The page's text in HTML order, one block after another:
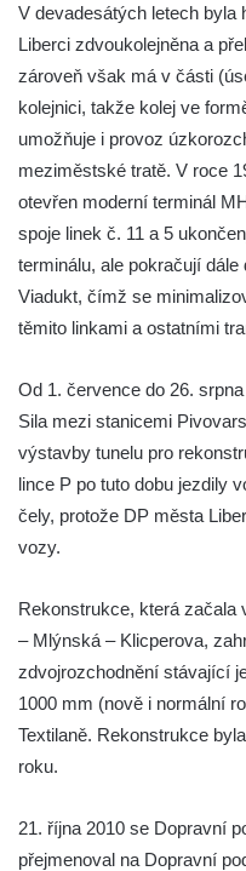
V devadesátých letech
Liberci zdvoukolejněna a
zároveň však má v části
kolejnici, takže kolej ve
umožňuje i provoz
meziměstské tratě. V roce
otevřen moderní terminál
spoje linek č. 11 a 5
terminálu, ale pokračují
Viadukt, čímž se
těmito linkami a ostatními
Od 1. července do 26.
Sila mezi stanicemi
výstavby tunelu pro
lince P po tuto dobu jezdily
čely, protože DP města
vozy.
Rekonstrukce, která začala
– Mlýnská – Klicperova,
zdvojrozchodnění stávající
1000 mm (nově i normální
Textilaně. Rekonstrukce
roku.
21. října 2010 se Dopravní
přejmenoval na Dopravní